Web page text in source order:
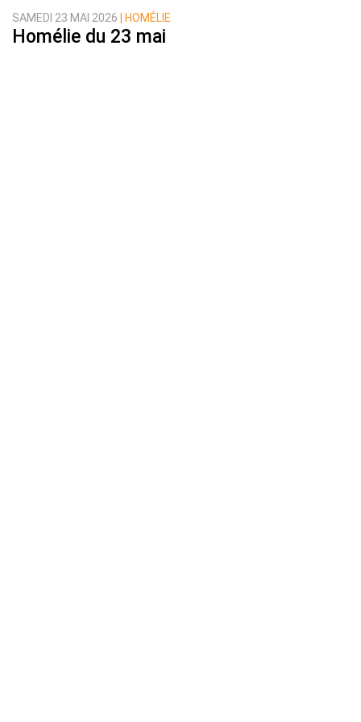
SAMEDI 23 MAI 2026 | HOMÉLIE
Homélie du 23 mai